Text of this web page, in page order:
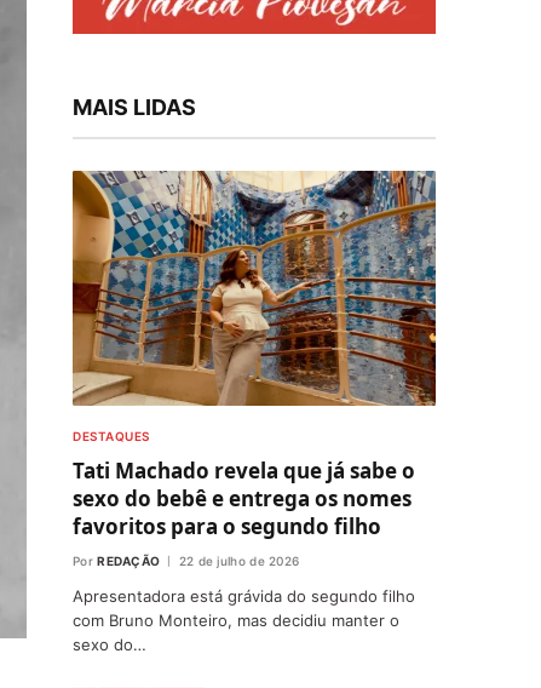
MAIS LIDAS
DESTAQUES
Tati Machado revela que já sabe o
sexo do bebê e entrega os nomes
favoritos para o segundo filho
Por REDAÇÃO 22 de julho de 2026
Apresentadora está grávida do segundo filho
com Bruno Monteiro, mas decidiu manter o
sexo do…